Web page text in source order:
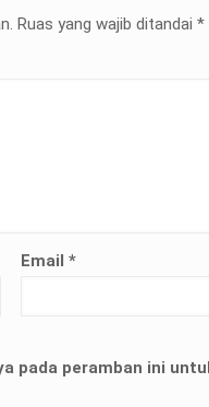
Ruas yang wajib ditandai*
Email*
pada peramban ini
penyelesaian